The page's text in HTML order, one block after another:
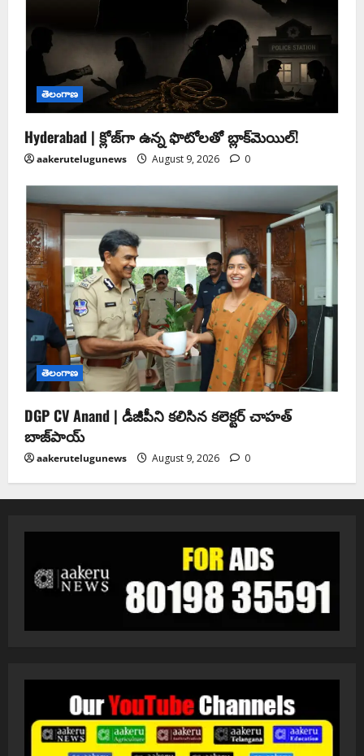
తెలంగాణ
Hyderabad | క్లోజ్‌గా ఉన్న ఫొటోలతో బ్లాక్‌మెయిల్‌!
aakerutelugunews August 9, 2026 0
తెలంగాణ
DGP CV Anand | డీజీపీని కలిసిన కలెక్టర్ చాహత్
బాజ్‌పాయ్
aakerutelugunews August 9, 2026 0